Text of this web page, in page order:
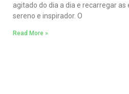
agitado do dia a dia e recarregar
sereno e inspirador. O
Read More »